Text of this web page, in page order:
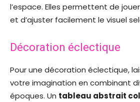
l’espace. Elles permettent de
et d’ajuster facilement le visuel
Décoration éclectique
Pour une décoration éclectique,
votre imagination en combinant
époques. Un tableau abstrait